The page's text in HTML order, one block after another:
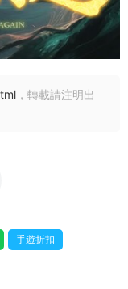
，轉載請注明出
手遊折扣